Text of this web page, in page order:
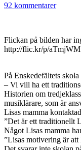
92 kommentarer
Flickan på bilden har
http://flic.kr/p/aTmjWM
På Enskedefältets
– Vi vill ha ett
Historien om
musiklärare, som är
Lisas mamma
”Det är ett traditionellt
Något Lisas mamma
”Lisas motivering är att